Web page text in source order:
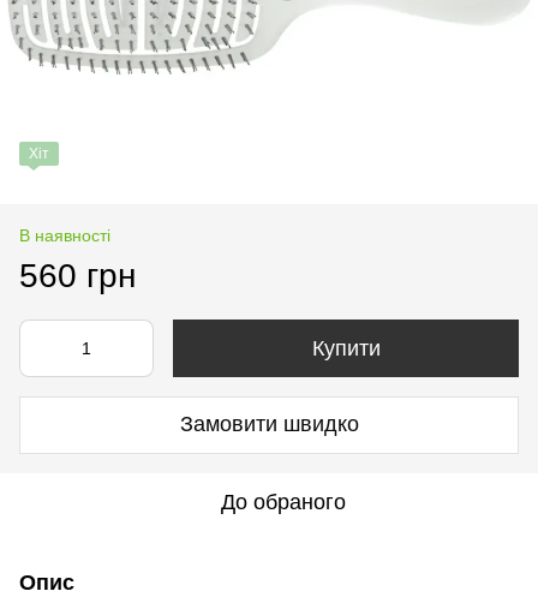
Хіт
В наявності
560 грн
Купити
Замовити швидко
До обраного
Опис